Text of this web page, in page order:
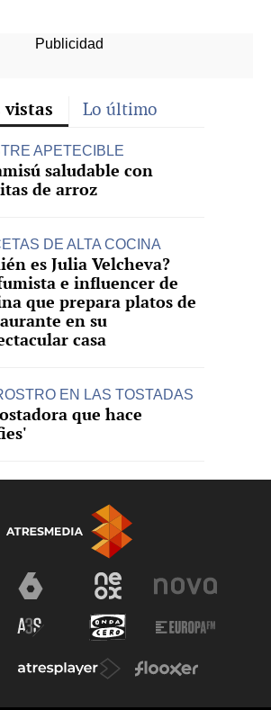
vistas Lo último
APETECIBLE
saludable con
de arroz
DE ALTA COCINA
es Julia Velcheva?
e influencer de
que prepara platos de
en su
casa
EN LAS TOSTADAS
que hace